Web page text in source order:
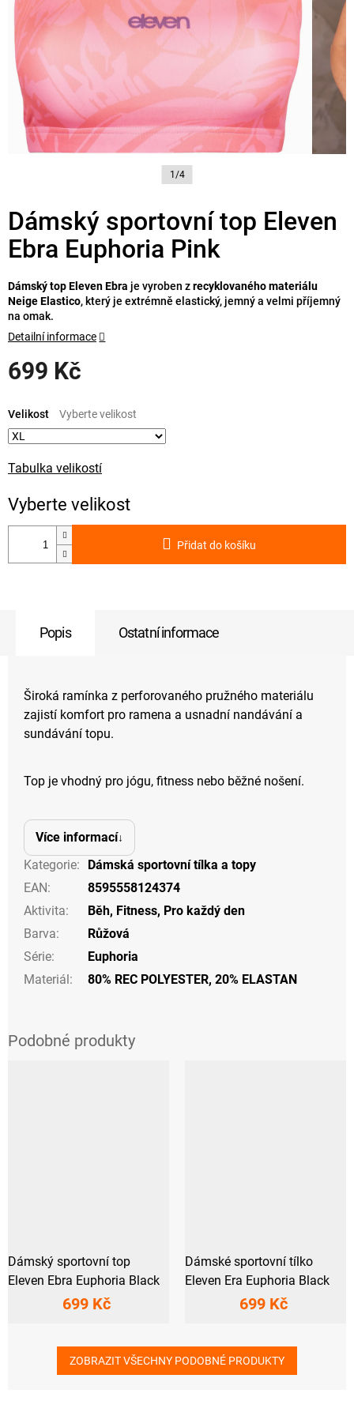
1/4
Dámský sportovní top Eleven
Ebra Euphoria Pink
699 Kč
cena:
Tabulka velikostí
Velikost
Přidat do košíku
Dámský top Eleven Ebra je vyroben zrecyklovaného materiálu
Neige Elastico, který je extrémně elastický, jemný a velmi příjemný
na omak.
Detailní informace
Popis Ostatní informace
Široká ramínka z perforovaného pružného materiálu
zajistí komfort pro ramena a usnadní nandávání a
sundávání topu.
Top je vhodný pro jógu, fitness nebo běžné nošení.
Více informací
Kategorie:
Dámská sportovní tílka a topy
EAN:
8595558124374
Aktivita: Běh, Fitness, Pro každý den
Barva:
Růžová
Série:
Euphoria
Materiál: 80% REC POLYESTER, 20% ELASTAN
Dámský sportovní top
Eleven Ebra Euphoria Black
699 Kč
Dámské sportovní tílko
Eleven Era Euphoria Black
699 Kč
ZOBRAZIT VŠECHNY PODOBNÉ PRODUKTY